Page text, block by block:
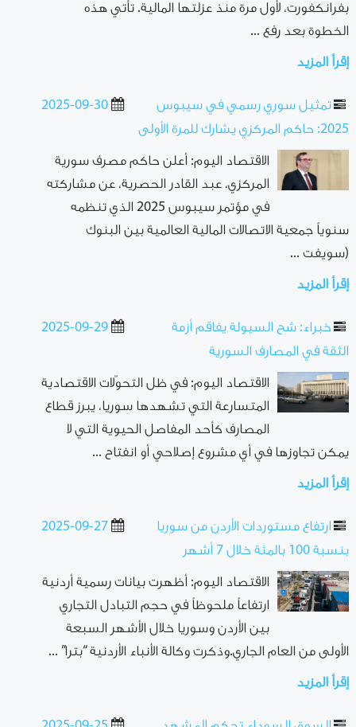
بفرانكفورت، لأول مرة منذ عزلتها المالية. تأتي هذه
الخطوة بعد رفع ...
إقرأ المزيد
2025-09-30
تمثيل سوري رسمي في سيبوس
2025: حاكم المركزي يشارك للمرة الأولى
الاقتصاد اليوم: أعلن حاكم مصرف سورية
المركزي، عبد القادر الحصرية، عن مشاركته
في مؤتمر سيبوس 2025 الذي تنظمه
سنوياً جمعية الاتصالات المالية العالمية بين البنوك
(سويفت ...
إقرأ المزيد
2025-09-29
خبراء: شح السيولة يفاقم أزمة
الثقة في المصارف السورية
الاقتصاد اليوم: في ظل التحوّلات الاقتصادية
المتسارعة التي تشهدها سوريا، يبرز قطاع
المصارف كأحد المفاصل الحيوية التي لا
يمكن تجاوزها في أي مشروع إصلاحي أو انفتاح ...
إقرأ المزيد
2025-09-27
ارتفاع مستوردات الأردن من سوريا
بنسبة 100 بالمئة خلال 7 أشهر
الاقتصاد اليوم: أظهرت بيانات رسمية أردنية
ارتفاعاً ملحوظاً في حجم التبادل التجاري
بين الأردن وسوريا خلال الأشهر السبعة
الأولى من العام الجاري.وذكرت وكالة الأنباء الأردنية “بترا” ...
إقرأ المزيد